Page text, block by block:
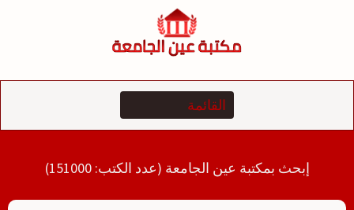
إبحث بمكتبة عين الجامعة (عدد الكتب: 151000)